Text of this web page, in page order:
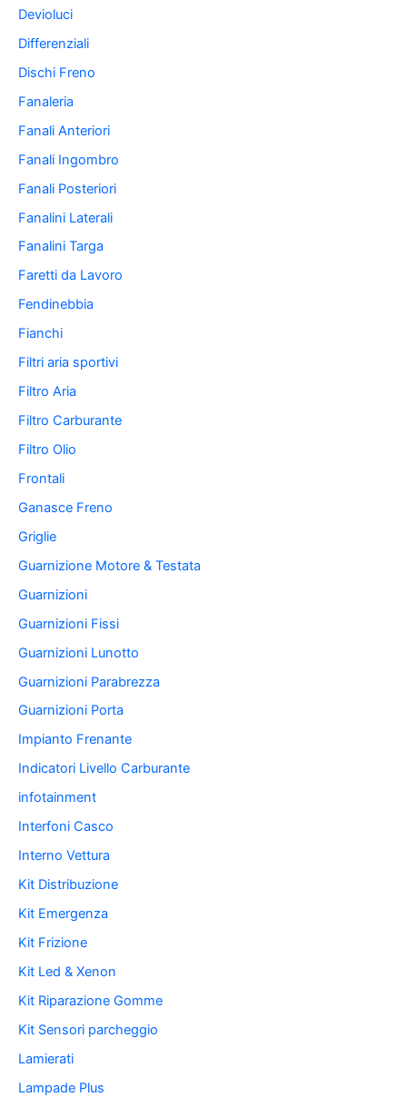
Devioluci
Differenziali
Dischi Freno
Fanaleria
Fanali Anteriori
Fanali Ingombro
Fanali Posteriori
Fanalini Laterali
Fanalini Targa
Faretti da Lavoro
Fendinebbia
Fianchi
Filtri aria sportivi
Filtro Aria
Filtro Carburante
Filtro Olio
Frontali
Ganasce Freno
Griglie
Guarnizione Motore & Testata
Guarnizioni
Guarnizioni Fissi
Guarnizioni Lunotto
Guarnizioni Parabrezza
Guarnizioni Porta
Impianto Frenante
Indicatori Livello Carburante
infotainment
Interfoni Casco
Interno Vettura
Kit Distribuzione
Kit Emergenza
Kit Frizione
Kit Led & Xenon
Kit Riparazione Gomme
Kit Sensori parcheggio
Lamierati
Lampade Plus